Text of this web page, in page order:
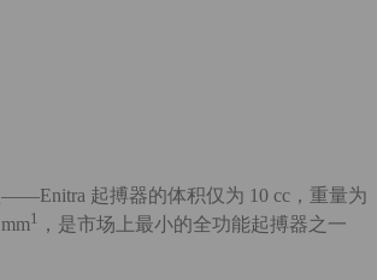
起搏器的体积仅为 10 cc，重量为
1 ，是市场上最小的全功能起搏器之一